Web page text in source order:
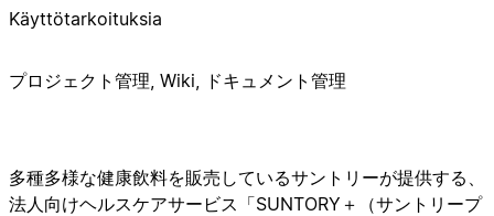
多種多様な健康飲料を販売しているサントリーが提供する、
法人向けヘルスケアサービス「SUNTORY＋（サントリープ
Käyttötarkoituksia
プロジェクト管理, Wiki, ドキュメント管理